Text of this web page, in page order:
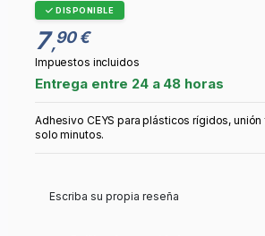
DISPONIBLE
7,90 €
Impuestos incluidos
Entrega entre 24 a 48 horas
Adhesivo CEYS para plásticos rígidos,
solo minutos.
Escriba su propia reseña